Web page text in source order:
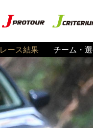
レース結果 チーム・